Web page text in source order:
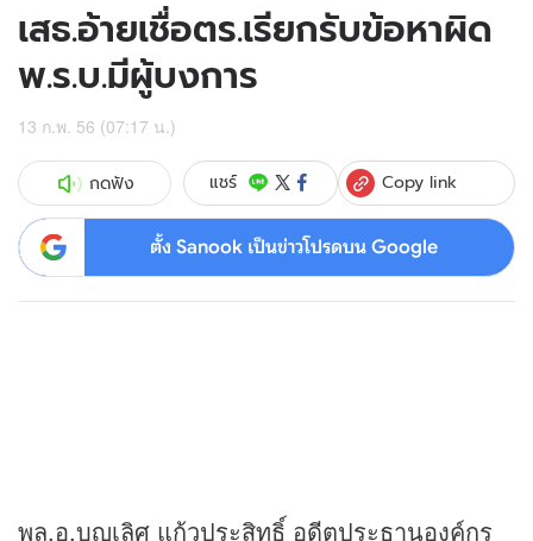
เสธ.อ้ายเชื่อตร.เรียกรับข้อหาผิด
พ.ร.บ.มีผู้บงการ
13 ก.พ. 56 (07:17 น.)
กดฟัง แชร์ Copy link
ตั้ง Sanook เป็นข่าวโปรดบน Google
พล.อ.บุญเลิศ แก้วประสิทธิ์ อดีตประธานองค์กร